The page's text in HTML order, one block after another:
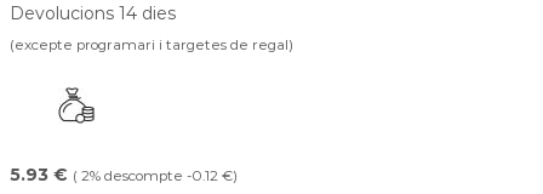
Devolucions 14 dies
(excepte programari i targetes de regal)
5.93 € ( 2% descompte -0.12 €)